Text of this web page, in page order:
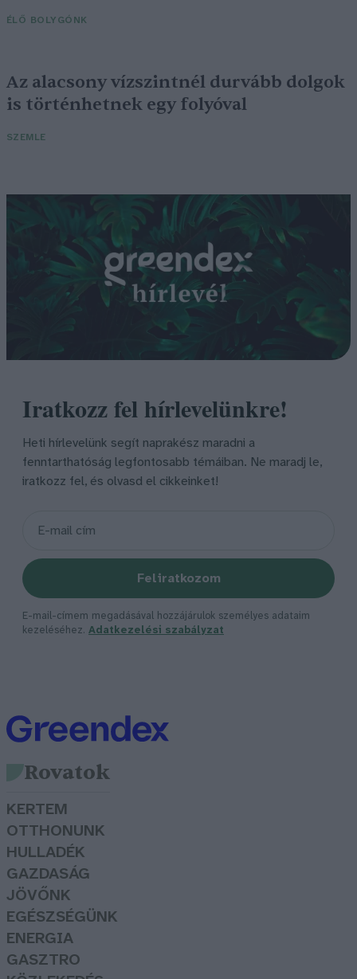
ÉLŐ BOLYGÓNK
Az alacsony vízszintnél durvább dolgok
is történhetnek egy folyóval
SZEMLE
Iratkozz fel hírlevelünkre!
Heti hírlevelünk segít naprakész maradni a
fenntarthatóság legfontosabb témáiban. Ne maradj le,
iratkozz fel, és olvasd el cikkeinket!
Feliratkozom
E-mail-címem megadásával hozzájárulok személyes adataim
kezeléséhez. Adatkezelési szabályzat
Rovatok
KERTEM
OTTHONUNK
HULLADÉK
GAZDASÁG
JÖVŐNK
EGÉSZSÉGÜNK
ENERGIA
GASZTRO